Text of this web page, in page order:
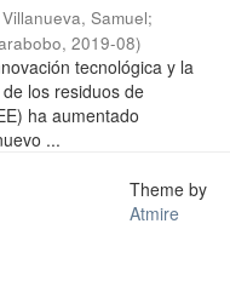
Villanueva, Samuel;
, 2019-08)
tecnológica y la
los residuos de
ha aumentado
...
Theme by
Atmire